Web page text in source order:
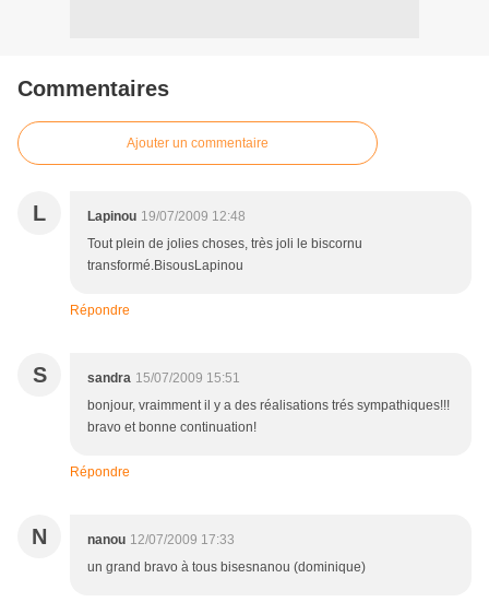
Commentaires
Ajouter un commentaire
L Lapinou 19/07/2009 12:48
Tout plein de jolies choses, très joli le biscornu
transformé.BisousLapinou
Répondre
S sandra 15/07/2009 15:51
bonjour, vraimment il y a des réalisations trés sympathiques!!!
bravo et bonne continuation!
Répondre
N nanou 12/07/2009 17:33
un grand bravo à tous bisesnanou (dominique)